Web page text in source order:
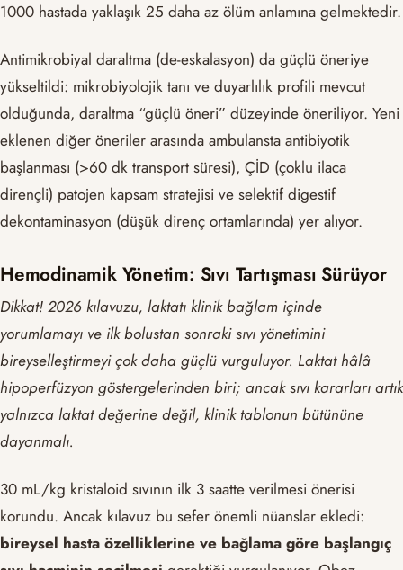
1000 hastada yaklaşık 25 daha az ölüm anlamına gelmektedir.
Antimikrobiyal daraltma (de-eskalasyon) da güçlü öneriye
yükseltildi: mikrobiyolojik tanı ve duyarlılık profili mevcut
olduğunda, daraltma “güçlü öneri” düzeyinde öneriliyor. Yeni
eklenen diğer öneriler arasında ambulansta antibiyotik
başlanması (>60 dk transport süresi), ÇİD (çoklu ilaca
dirençli) patojen kapsam stratejisi ve selektif digestif
dekontaminasyon (düşük direnç ortamlarında) yer alıyor.
Hemodinamik Yönetim: Sıvı Tartışması Sürüyor
Dikkat! 2026 kılavuzu, laktatı klinik bağlam içinde
yorumlamayı ve ilk bolustan sonraki sıvı yönetimini
bireyselleştirmeyi çok daha güçlü vurguluyor. Laktat hâlâ
hipoperfüzyon göstergelerinden biri; ancak sıvı kararları artık
yalnızca laktat değerine değil, klinik tablonun bütününe
dayanmalı.
30 mL/kg kristaloid sıvının ilk 3 saatte verilmesi önerisi
korundu. Ancak kılavuz bu sefer önemli nüanslar ekledi:
bireysel hasta özelliklerine ve bağlama göre başlangıç